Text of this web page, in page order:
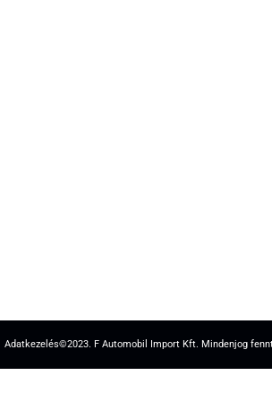
Adatkezelés©2023. F Automobil Import Kft. Mindenjog